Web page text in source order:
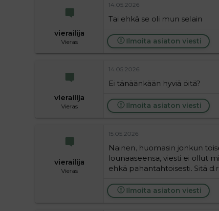
vierailija
Vieras
14.05.2026
Tai ehkä se oli mun selain
Ilmoita asiaton viesti
vierailija
Vieras
14.05.2026
Ei tänäänkään hyviä öitä?
Ilmoita asiaton viesti
vierailija
Vieras
15.05.2026
Nainen, huomasin jonkun
lounaaseensa, viesti ei ollut
ehkä pahantahtoisesti. Sitä
Ilmoita asiaton viesti